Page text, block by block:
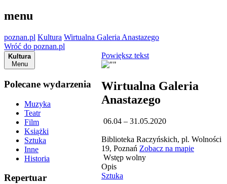
menu
poznan.pl Kultura Wirtualna Galeria Anastazego
Wróć do poznan.pl
Kultura
Menu
Polecane wydarzenia
Muzyka
Teatr
Film
Książki
Sztuka
Inne
Historia
Repertuar
Powiększ tekst
Wirtualna Galeria
Anastazego
06.04 – 31.05.2020
Biblioteka Raczyńskich, pl. Wolności
19, Poznań Zobacz na mapie
Wstęp wolny
Opis
Sztuka